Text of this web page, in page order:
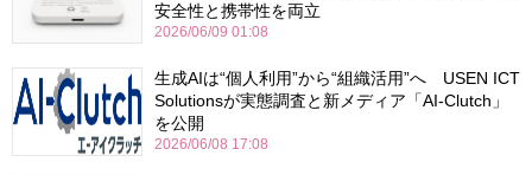
安全性と携帯性を両立
2026/06/09 01:08
生成AIは“個人利用”から“組織活用”へ USEN ICT
Solutionsが実態調査と新メディア「AI-Clutch」
を公開
2026/06/08 17:08